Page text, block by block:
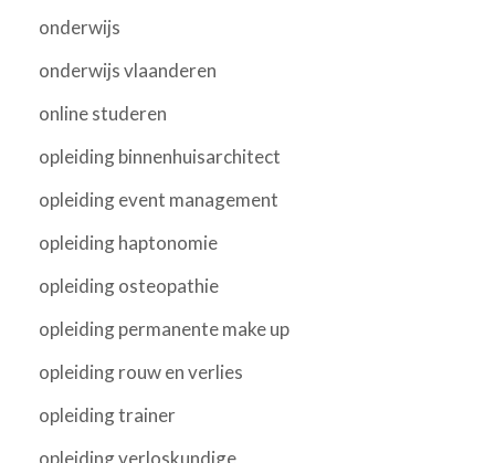
onderwijs
onderwijs vlaanderen
online studeren
opleiding binnenhuisarchitect
opleiding event management
opleiding haptonomie
opleiding osteopathie
opleiding permanente make up
opleiding rouw en verlies
opleiding trainer
opleiding verloskundige